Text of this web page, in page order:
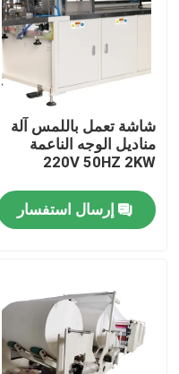
مسكن
منتجات
معلومات عنا
جولة في المعمل
شاشة تعمل باللمس آلة
مناديل الوجه الناعمة
220V 50HZ 2KW
إرسال استفسار